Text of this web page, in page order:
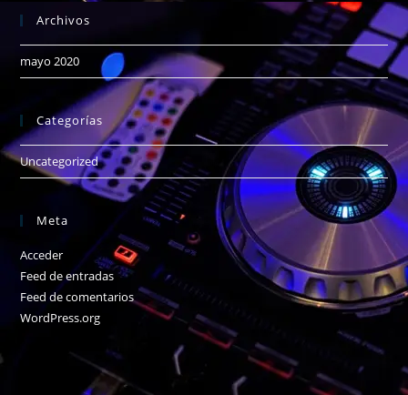
Archivos
mayo 2020
Categorías
Uncategorized
Meta
Acceder
Feed de entradas
Feed de comentarios
WordPress.org